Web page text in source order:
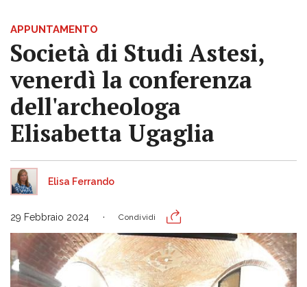
APPUNTAMENTO
Società di Studi Astesi,
venerdì la conferenza
dell'archeologa
Elisabetta Ugaglia
Elisa Ferrando
29 Febbraio 2024 Condividi